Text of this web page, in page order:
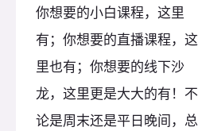
你想要的小白课程，这里
有；你想要的直播课程，这
里也有；你想要的线下沙
龙，这里更是大大的有！不
论是周末还是平日晚间，总